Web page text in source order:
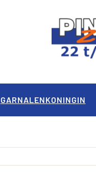
GARNALENKONINGIN